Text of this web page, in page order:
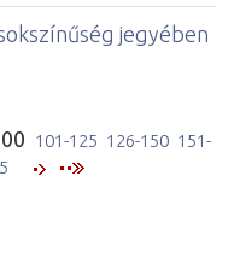
jegyében
101-125 126-150 151-